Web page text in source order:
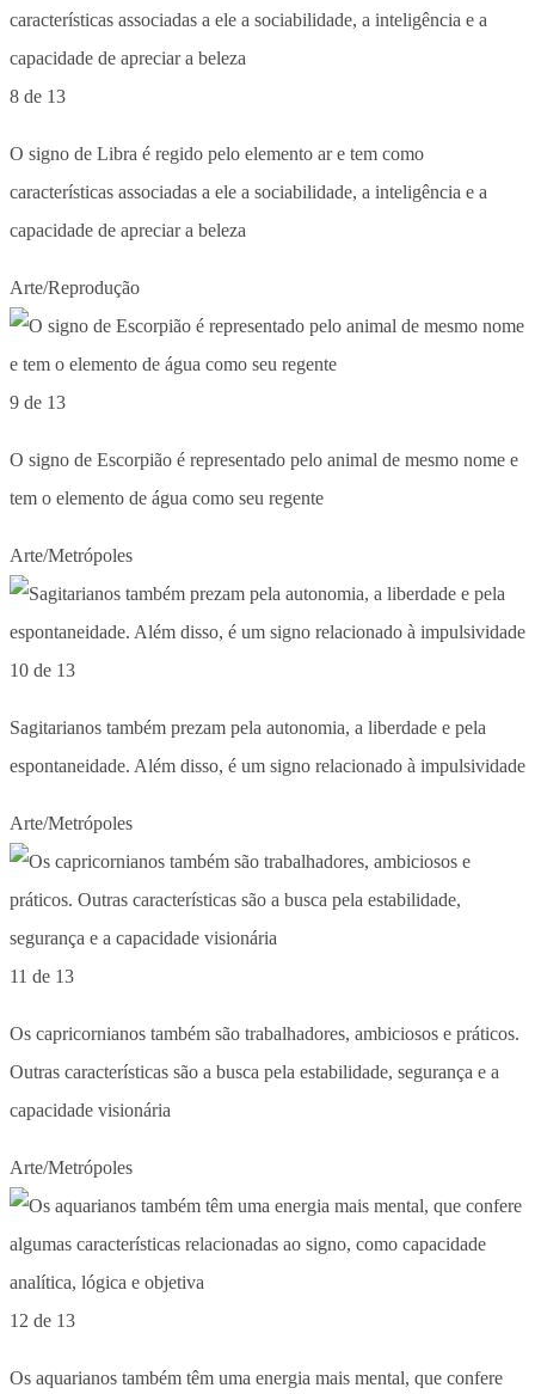
8 de 13
O signo de Libra é regido pelo elemento ar e tem como
características associadas a ele a sociabilidade, a inteligência e a
capacidade de apreciar a beleza
Arte/Reprodução
9 de 13
O signo de Escorpião é representado pelo animal de mesmo nome e
tem o elemento de água como seu regente
Arte/Metrópoles
10 de 13
Sagitarianos também prezam pela autonomia, a liberdade e pela
espontaneidade. Além disso, é um signo relacionado à impulsividade
Arte/Metrópoles
11 de 13
Os capricornianos também são trabalhadores, ambiciosos e práticos.
Outras características são a busca pela estabilidade, segurança e a
capacidade visionária
Arte/Metrópoles
12 de 13
Os aquarianos também têm uma energia mais mental, que confere